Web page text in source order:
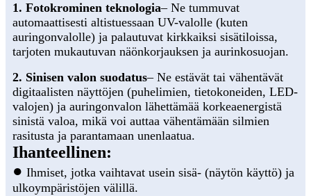
1. Fotokrominen teknologia– Ne tummuvat
automaattisesti altistuessaan UV-valolle (kuten
auringonvalolle) ja palautuvat kirkkaiksi sisätiloissa,
tarjoten mukautuvan näönkorjauksen ja aurinkosuojan.
2. Sinisen valon suodatus– Ne estävät tai vähentävät
digitaalisten näyttöjen (puhelimien, tietokoneiden, LED-
valojen) ja auringonvalon lähettämää korkeaenergistä
sinistä valoa, mikä voi auttaa vähentämään silmien
rasitusta ja parantamaan unenlaatua.
Ihanteellinen:
● Ihmiset, jotka vaihtavat usein sisä- (näytön käyttö) ja
ulkoympäristöjen välillä.